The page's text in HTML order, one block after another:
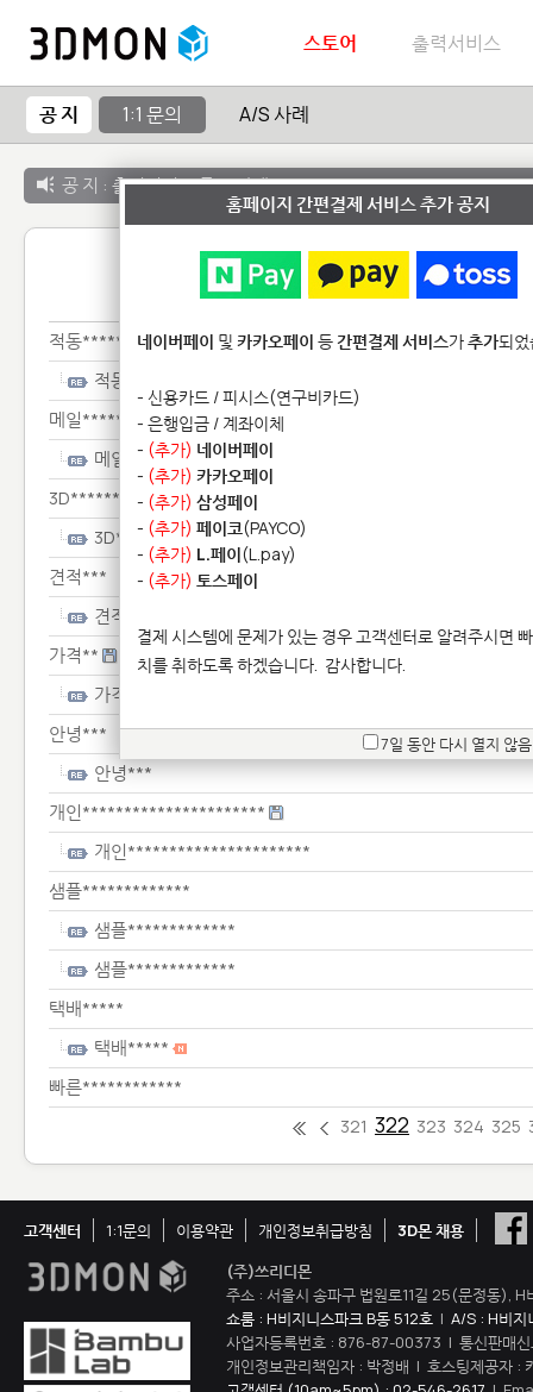
스토어 출력서비스
공 지 1:1 문의 A/S 사례
공 지 : 출력서비스 종료 안내
1:1 문
적동**************************
적동**************************
메일**********
메일**********
3D***************
3D***************
견적***
견적***
가격**
가격**
안녕***
안녕***
개인**********************
개인**********************
샘플*************
샘플*************
샘플*************
택배*****
택배*****
빠른************
321 322 323 324 325
고객센터 1:1문의 이용약관 개인정보취급방침
3D몬 채용
(주)쓰리디몬
주소 : 서울시 송파구 법원로11길 25(문정동),
쇼룸 : H비지니스파크 B동 512호 | A/S : H비지
사업자등록번호 : 876-87-00373 | 통신판매
개인정보관리책임자 : 박정배 | 호스팅제공자 :
홈페이지 간편결제 서비스 추가 공지
네이버페이 및 카카오페이 등간편결제 서비스가추가되
- 신용카드 / 피시스(연구비카드)
- 은행입금 / 계좌이체
- (추가) 네이버페이
- (추가) 카카오페이
- (추가) 삼성페이
- (추가) 페이코(PAYCO)
- (추가) L.페이(L.pay)
- (추가) 토스페이
결제 시스템에 문제가 있는 경우 고객센터로 알려주시면
치를 취하도록 하겠습니다. 감사합니다.
7일 동안 다시 열지 않음